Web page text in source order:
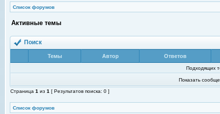
Список форумов
Активные темы
Поиск
Темы Автор Ответов
Подходящих
Показать
Страница 1 из 1 [ Результатов поиска: 0 ]
Список форумов